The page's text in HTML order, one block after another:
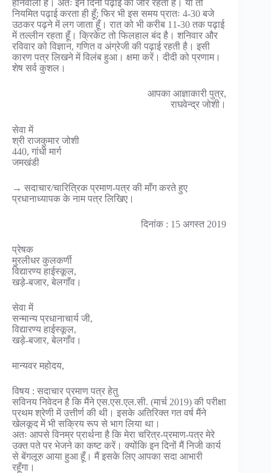
होनेवाली है। अतः इन दिनों पढ़ाई का जोर रहता है। यों तो
नियमित पढ़ाई करता ही हूँ; फिर भी इस समय प्रातः 4-30 बजे
उठकर पढ़ने में लग जाता हूँ। रात को भी करीब 11-30 तक पढ़ाई
में तल्लीन रहता हूँ। क्रिकेट तो फिलहाल बंद है। शनिवार और
रविवार को विज्ञान, गणित व अंग्रेजी की पढ़ाई रहती है। इसी
कारण पत्र लिखने में विलंब हुआ। क्षमा करें। दीदी को प्रणाम।
शेष सर्व कुशल।
आपका आज्ञाकारी पुत्र,
राघवेन्द्र जोशी।
सेवा में
श्री राजकुमार जोशी
440, गांधी मार्ग
जमखंडी
→ सदाचार/चारित्रिक प्रमाण-पत्र की माँग करते हुए
प्रधानाध्यापक के नाम पत्र लिखिए।
दिनांक : 15 अगस्त 2019
प्रेषक
मुरलीधर कुलकर्णी
विद्यारण्य हाईस्कूल,
खड़े-बजार, बेलगाँव।
सेवा में
सन्मान्य प्रधानाचार्य जी,
विद्यारण्य हाईस्कूल,
खड़े-बजार, बेलगाँव।
मान्यवर महोदय,
विषय : सदाचार प्रमाण पत्र हेतु
सविनय निवेदन है कि मैंने एस.एस.एल.सी. (मार्च 2019) की परीक्षा
प्रथम श्रेणी में उत्तीर्ण की थी। इसके अतिरिक्त गत वर्ष मैंने
खेलकूद में भी सक्रिय रूप से भाग लिया था।
अतः आपसे विनम्र प्रार्थना है कि मेरा चरित्र-प्रमाण-पत्र मेरे
उक्त पते पर भेजने का कष्ट करें। क्योंकि इन दिनों मैं निजी कार्य
से बेंगलूरु आया हुआ हूँ। मैं इसके लिए आपका सदा आभारी
रहूँगा।